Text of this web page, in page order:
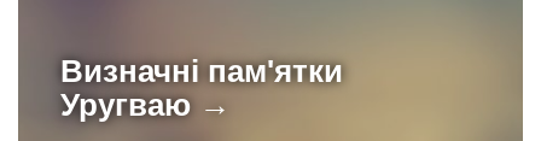
Визначні пам'ятки
Уругваю →